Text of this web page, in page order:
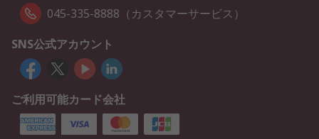
045-335-8888（カスタマーサービス）
SNS公式アカウント
ご利用可能カード会社